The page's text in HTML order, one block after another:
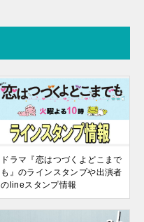
ドラマ『恋はつづくよどこまで
も』のラインスタンプや出演者
のlineスタンプ情報